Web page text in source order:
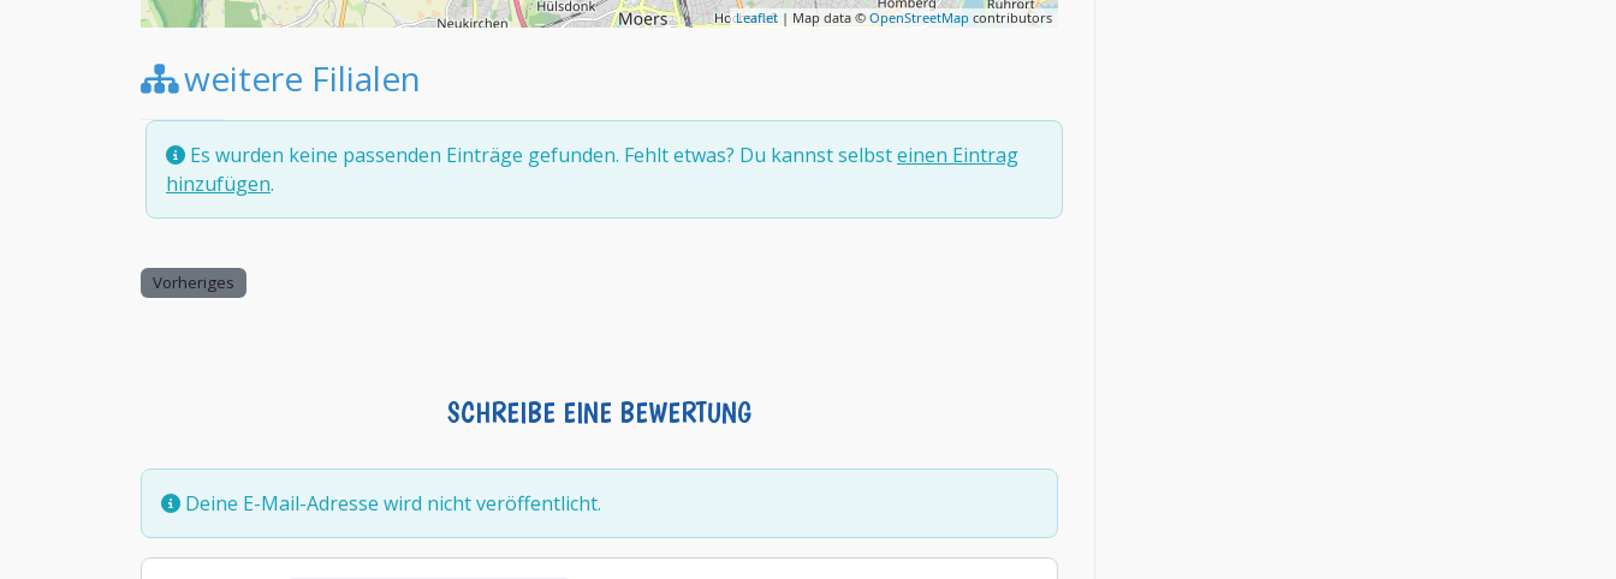
Leaflet | Map data ©OpenStreetMap contributors
weitere Filialen
Es wurden keine passenden Einträge gefunden. Fehlt etwas? Du kannst selbsteinen Eintrag
hinzufügen.
Vorheriges
SCHREIBE EINE BEWERTUNG
Deine E-Mail-Adresse wird nicht veröffentlicht.